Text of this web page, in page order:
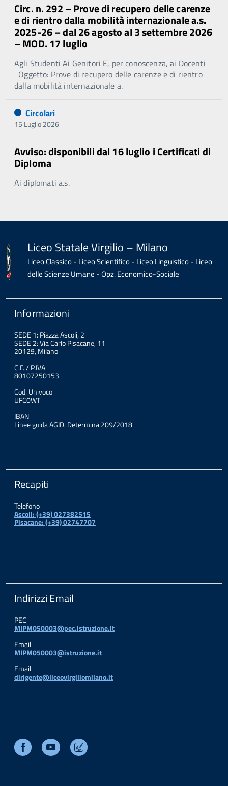
Circ. n. 292 – Prove di recupero delle carenze
e di rientro dalla mobilità internazionale a.s.
2025-26 – dal 26 agosto al 3 settembre 2026
– MOD. 17 luglio
Agli Studenti Ai Genitori E, per conoscenza, ai Docenti
Oggetto: Prove di recupero delle carenze e di rientro
dalla mobilità internazionale a.
Circolari
15 Luglio 2026
Avviso: disponibili dal 16 luglio i Certificati di
Diploma
Ai diplomati a.s.
Liceo Statale Virgilio – Milano
Liceo Classico - Liceo Scientifico - Liceo Linguistico - Liceo
delle Scienze Umane - Opz. Economico-Sociale
Informazioni
SEDE 1: Piazza Ascoli, 2
SEDE 2: Via Carlo Pisacane, 11
20129, Milano
C.F. / P.IVA
80107250153
Cod. Univoco
UFC0WT
IBAN
Linee guida AGID. Determina 209/2018
Recapiti
Telefono
Ascoli: (+39) 027382515
Pisacane: (+39) 02747707
Indirizzi Email
PEC
MIPM050003@pec.istruzione.it
Email
MIPM050003@istruzione.it
Email
dirigente@liceovirgiliomilano.it
Facebook Youtube